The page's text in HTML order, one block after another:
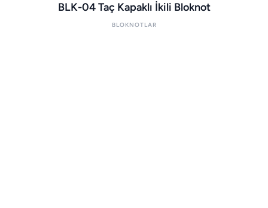
BLK-04 Taç Kapaklı İkili Bloknot
BLOKNOTLAR